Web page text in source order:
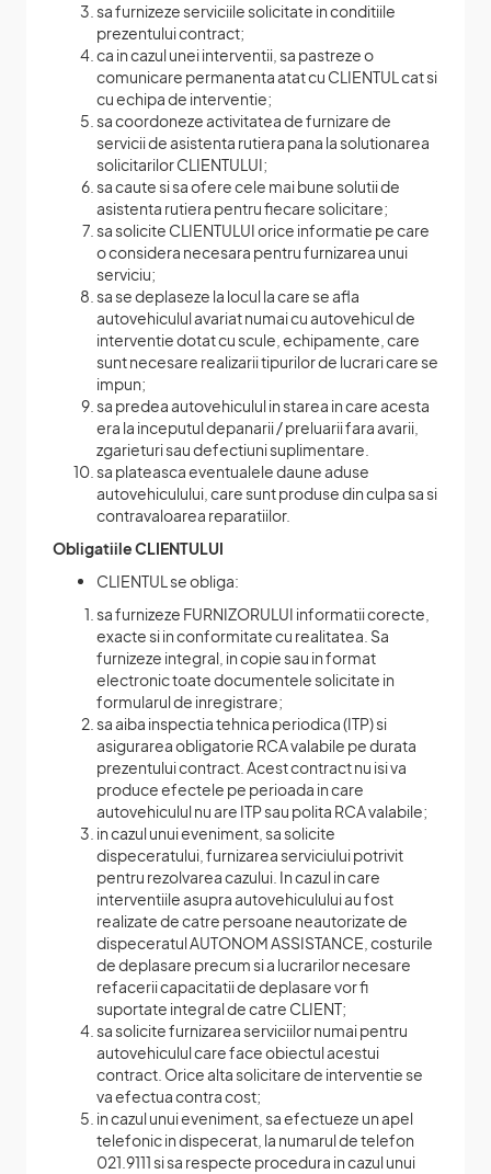
sa furnizeze serviciile solicitate in conditiile
prezentului contract;
ca in cazul unei interventii, sa pastreze o
comunicare permanenta atat cu CLIENTUL cat si
cu echipa de interventie;
sa coordoneze activitatea de furnizare de
servicii de asistenta rutiera pana la solutionarea
solicitarilor CLIENTULUI;
sa caute si sa ofere cele mai bune solutii de
asistenta rutiera pentru fiecare solicitare;
sa solicite CLIENTULUI orice informatie pe care
o considera necesara pentru furnizarea unui
serviciu;
sa se deplaseze la locul la care se afla
autovehiculul avariat numai cu autovehicul de
interventie dotat cu scule, echipamente, care
sunt necesare realizarii tipurilor de lucrari care se
impun;
sa predea autovehiculul in starea in care acesta
era la inceputul depanarii / preluarii fara avarii,
zgarieturi sau defectiuni suplimentare.
sa plateasca eventualele daune aduse
autovehiculului, care sunt produse din culpa sa si
contravaloarea reparatiilor.
Obligatiile CLIENTULUI
CLIENTUL se obliga:
sa furnizeze FURNIZORULUI informatii corecte,
exacte si in conformitate cu realitatea. Sa
furnizeze integral, in copie sau in format
electronic toate documentele solicitate in
formularul de inregistrare;
sa aiba inspectia tehnica periodica (ITP) si
asigurarea obligatorie RCA valabile pe durata
prezentului contract. Acest contract nu isi va
produce efectele pe perioada in care
autovehiculul nu are ITP sau polita RCA valabile;
in cazul unui eveniment, sa solicite
dispeceratului, furnizarea serviciului potrivit
pentru rezolvarea cazului. In cazul in care
interventiile asupra autovehiculului au fost
realizate de catre persoane neautorizate de
dispeceratul AUTONOM ASSISTANCE, costurile
de deplasare precum si a lucrarilor necesare
refacerii capacitatii de deplasare vor fi
suportate integral de catre CLIENT;
sa solicite furnizarea serviciilor numai pentru
autovehiculul care face obiectul acestui
contract. Orice alta solicitare de interventie se
va efectua contra cost;
in cazul unui eveniment, sa efectueze un apel
telefonic in dispecerat, la numarul de telefon
021.9111 si sa respecte procedura in cazul unui